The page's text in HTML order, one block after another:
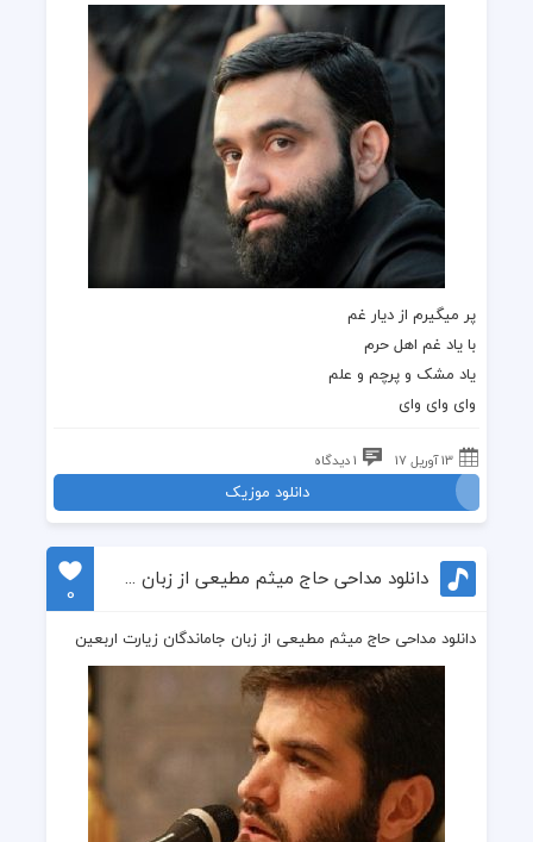
پر میگیرم از دیار غم
با یاد غم اهل حرم
یاد مشک و پرچم و علم
وای وای وای
13 آوریل 17 1 دیدگاه
دانلود موزیک
دانلود مداحی حاج میثم مطیعی از زبان جاماندگان زیارت اربعین
0
دانلود مداحی حاج میثم مطیعی از زبان جاماندگان زیارت اربعین